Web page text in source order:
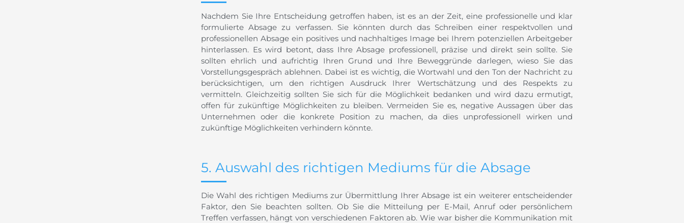
Nachdem Sie Ihre Entscheidung getroffen haben, ist es an der Zeit, eine professionelle und klar
formulierte Absage zu verfassen. Sie könnten durch das Schreiben einer respektvollen und
professionellen Absage ein positives und nachhaltiges Image bei Ihrem potenziellen Arbeitgeber
hinterlassen. Es wird betont, dass Ihre Absage professionell, präzise und direkt sein sollte. Sie
sollten ehrlich und aufrichtig Ihren Grund und Ihre Beweggründe darlegen, wieso Sie das
Vorstellungsgespräch ablehnen. Dabei ist es wichtig, die Wortwahl und den Ton der Nachricht zu
berücksichtigen, um den richtigen Ausdruck Ihrer Wertschätzung und des Respekts zu
vermitteln. Gleichzeitig sollten Sie sich für die Möglichkeit bedanken und wird dazu ermutigt,
offen für zukünftige Möglichkeiten zu bleiben. Vermeiden Sie es, negative Aussagen über das
Unternehmen oder die konkrete Position zu machen, da dies unprofessionell wirken und
zukünftige Möglichkeiten verhindern könnte.
5. Auswahl des richtigen Mediums für die Absage
Die Wahl des richtigen Mediums zur Übermittlung Ihrer Absage ist ein weiterer entscheidender
Faktor, den Sie beachten sollten. Ob Sie die Mitteilung per E-Mail, Anruf oder persönlichem
Treffen verfassen, hängt von verschiedenen Faktoren ab. Wie war bisher die Kommunikation mit